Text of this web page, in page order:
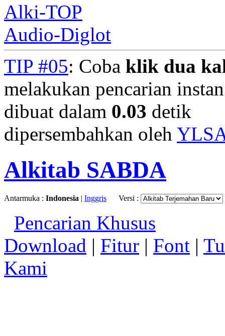
Alki-TOP
Audio-Diglot
TIP #05: Coba klik dua
melakukan pencarian
dibuat dalam 0.03 detik
dipersembahkan oleh
Alkitab SABDA
Antarmuka : Indonesia | Inggris Versi :
Pencarian Khusus
Download | Fitur | Font |
Kami